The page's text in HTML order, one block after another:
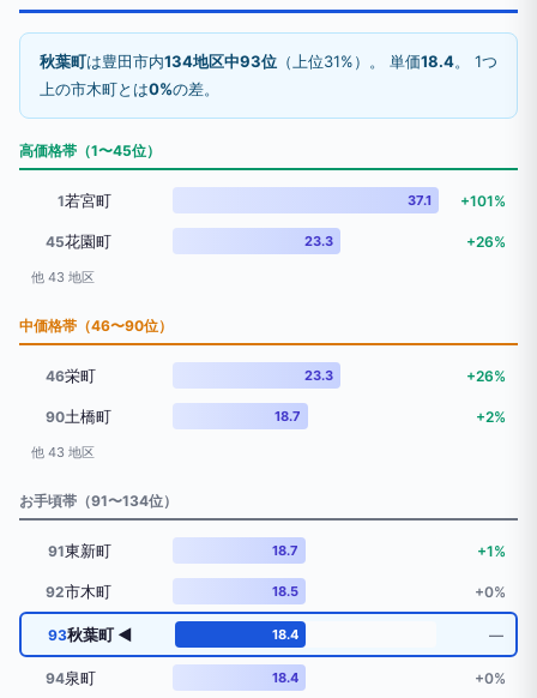
秋葉町は豊田市内134地区中93位 （上位31%）。 単価18.4。 1つ
上の市木町とは0%の差。
高価格帯（1〜45位）
1若宮町 37.1 +101%
45花園町 23.3 +26%
他 43 地区
中価格帯（46〜90位）
46栄町 23.3 +26%
90土橋町 18.7 +2%
他 43 地区
お手頃帯（91〜134位）
91東新町 18.7 +1%
92市木町 18.5 +0%
93秋葉町 ◀ 18.4 ―
94泉町 18.4 +0%